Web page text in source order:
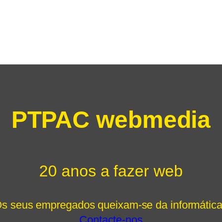
PTPAC webmedia
20 anos a fazer web
seus empregados queixam-se da